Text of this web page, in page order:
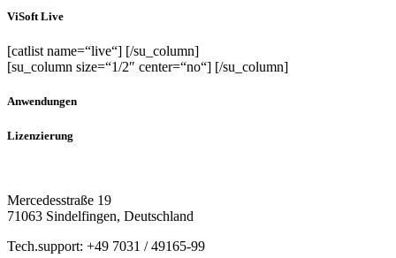
ViSoft Live
[catlist name=“live“] [/su_column]
[su_column size=“1/2″ center=“no“] [/su_column]
Anwendungen
Lizenzierung
Mercedesstraße 19
71063 Sindelfingen, Deutschland
Tech.support: +49 7031 / 49165-99